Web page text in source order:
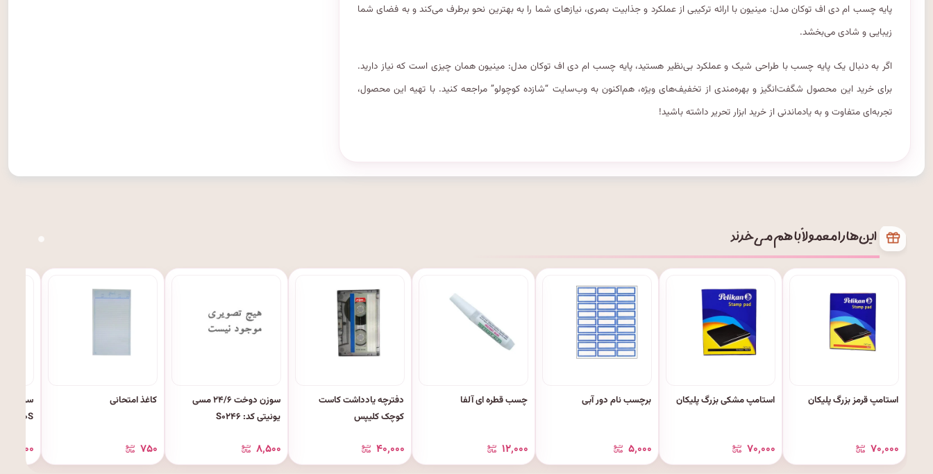
پایه چسب ام دی اف توکان مدل: مینیون با ارائه ترکیبی از عملکرد و جذابیت بصری، نیازهای شما را به بهترین نحو برطرف می‌کند و به فضای شما
زیبایی و شادی می‌بخشد.
اگر به دنبال یک پایه چسب با طراحی شیک و عملکرد بی‌نظیر هستید، پایه چسب ام دی اف توکان مدل: مینیون همان چیزی است که نیاز دارید.
برای خرید این محصول شگفت‌انگیز و بهره‌مندی از تخفیف‌های ویژه، هم‌اکنون به وب‌سایت “شازده کوچولو” مراجعه کنید. با تهیه این محصول،
تجربه‌ای متفاوت و به یادماندنی از خرید ابزار تحریر داشته باشید!
این‌ها را معمولاً با هم می‌خرند
استامپ قرمز بزرگ پلیکان
۷۰٬۰۰۰
استامپ مشکی بزرگ پلیکان
۷۰٬۰۰۰
برچسب نام دور آبی
۵٬۰۰۰
چسب قطره ای آلفا
۱۲٬۰۰۰
دفترچه یادداشت کاست
کوچک کلیپس
۴۰٬۰۰۰
سوزن دوخت ۲۴/۶ مسی
یونیتی کد: S۰۲۴۶
۸٬۵۰۰
کاغذ امتحانی
۷۵۰
JM۱۲۱۰S
۴۵٬۰۰۰